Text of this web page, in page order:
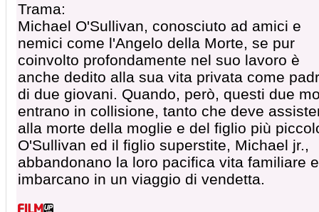
Trama:
Michael O'Sullivan, conosciuto ad amici e
nemici come l'Angelo della Morte, se pur
coinvolto profondamente nel suo lavoro è
anche dedito alla sua vita privata come
di due giovani. Quando, però, questi due
entrano in collisione, tanto che deve
alla morte della moglie e del figlio più
O'Sullivan ed il figlio superstite, Michael jr.,
abbandonano la loro pacifica vita familiare
imbarcano in un viaggio di vendetta.